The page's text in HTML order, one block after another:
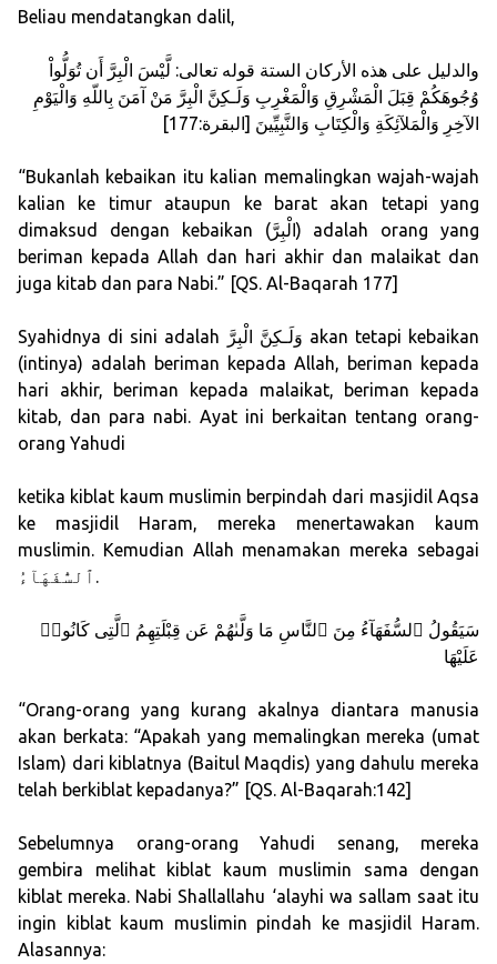
Beliau mendatangkan dalil,
والدليل على هذه الأركان الستة قوله تعالى: لَّيْسَ الْبِرَّ أَن تُوَلُّواْ
وُجُوهَكُمْ قِبَلَ الْمَشْرِقِ وَالْمَغْرِبِ وَلَـكِنَّ الْبِرَّ مَنْ آمَنَ بِاللّهِ وَالْيَوْمِ
الآخِرِ وَالْمَلآئِكَةِ وَالْكِتَابِ وَالنَّبِيِّينَ [البقرة:177]
“Bukanlah kebaikan itu kalian memalingkan wajah-wajah
kalian ke timur ataupun ke barat akan tetapi yang
dimaksud dengan kebaikan (الْبِرَّ) adalah orang yang
beriman kepada Allah dan hari akhir dan malaikat dan
juga kitab dan para Nabi.” [QS. Al-Baqarah 177]
Syahidnya di sini adalah وَلَـكِنَّ الْبِرَّ akan tetapi kebaikan
(intinya) adalah beriman kepada Allah, beriman kepada
hari akhir, beriman kepada malaikat, beriman kepada
kitab, dan para nabi. Ayat ini berkaitan tentang orang-
orang Yahudi
ketika kiblat kaum muslimin berpindah dari masjidil Aqsa
ke masjidil Haram, mereka menertawakan kaum
muslimin. Kemudian Allah menamakan mereka sebagai
ٱلسُّفَهَآءُ.
سَيَقُولُ ٱلسُّفَهَآءُ مِنَ ٱلنَّاسِ مَا وَلَّىٰهُمْ عَن قِبْلَتِهِمُ ٱلَّتِى كَانُوا۟
عَلَيْهَا
“Orang-orang yang kurang akalnya diantara manusia
akan berkata: “Apakah yang memalingkan mereka (umat
Islam) dari kiblatnya (Baitul Maqdis) yang dahulu mereka
telah berkiblat kepadanya?” [QS. Al-Baqarah:142]
Sebelumnya orang-orang Yahudi senang, mereka
gembira melihat kiblat kaum muslimin sama dengan
kiblat mereka. Nabi Shallallahu ‘alayhi wa sallam saat itu
ingin kiblat kaum muslimin pindah ke masjidil Haram.
Alasannya: